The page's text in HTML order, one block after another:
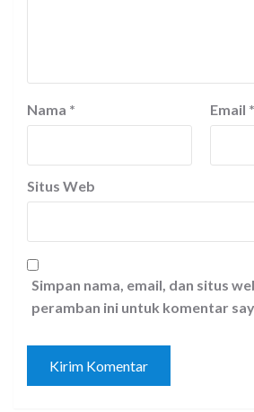
Nama * Email *
Situs Web
Simpan nama, email, dan situs
peramban ini untuk komentar